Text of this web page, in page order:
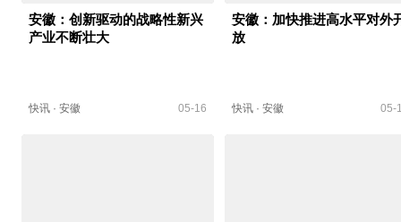
安徽：创新驱动的战略性新兴
产业不断壮大
快讯 · 安徽 05-16
安徽：加快推进高水平对外
放
快讯· 安徽 05-